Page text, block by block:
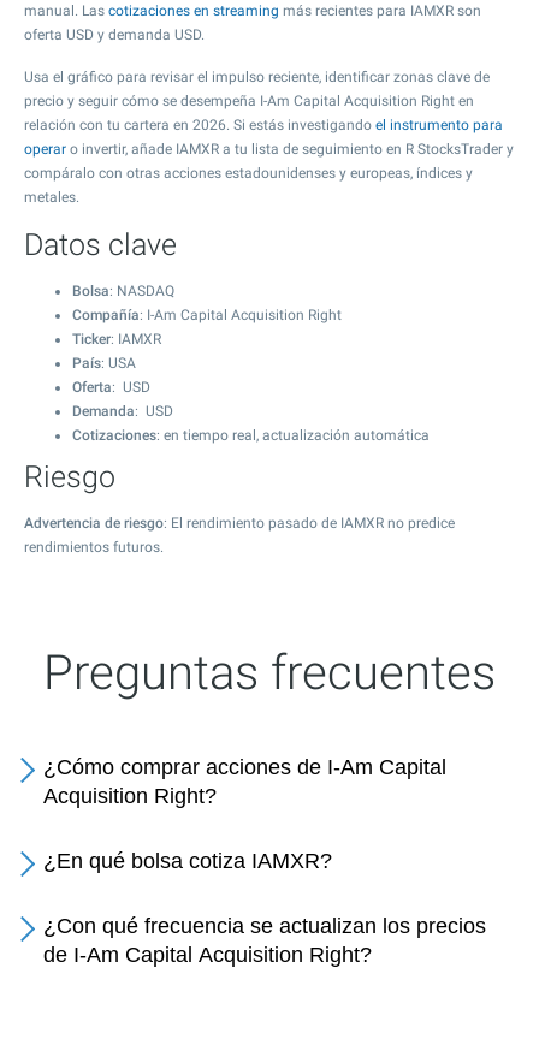
manual. Las cotizaciones en streaming más recientes para IAMXR son
oferta USD y demanda USD.
Usa el gráfico para revisar el impulso reciente, identificar zonas clave de
precio y seguir cómo se desempeña I-Am Capital Acquisition Right en
relación con tu cartera en 2026. Si estás investigando el instrumento para
operar o invertir, añade IAMXR a tu lista de seguimiento en R StocksTrader y
compáralo con otras acciones estadounidenses y europeas, índices y
metales.
Datos clave
Bolsa: NASDAQ
Compañía: I-Am Capital Acquisition Right
Ticker: IAMXR
País: USA
Oferta: USD
Demanda: USD
Cotizaciones: en tiempo real, actualización automática
Riesgo
Advertencia de riesgo: El rendimiento pasado de IAMXR no predice
rendimientos futuros.
Preguntas frecuentes
¿Cómo comprar acciones de I-Am Capital
Acquisition Right?
¿En qué bolsa cotiza IAMXR?
¿Con qué frecuencia se actualizan los precios
de I-Am Capital Acquisition Right?